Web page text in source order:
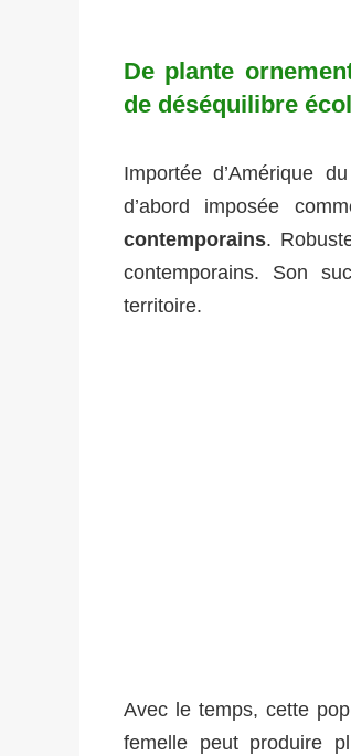
De plante
de déséquilibre
Importée d’Amérique
d’abord imposée
contemporains.
contemporains. Son
territoire.
Avec le temps, cette
femelle peut produire